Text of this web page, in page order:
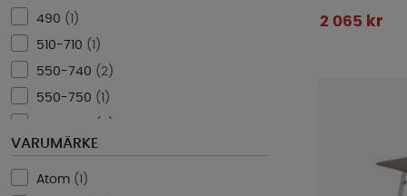
490 (1 )
510-710 (1 )
550-740 ( 2)
550-750 ( )
600(2 )
640( 2)
VARUMÄRKE
Atom ( )
2 065 kr